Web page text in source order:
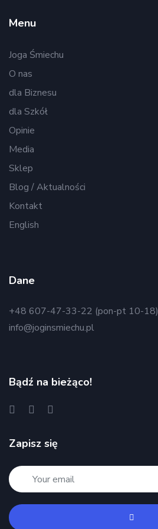
Menu
Joga Śmiechu
O nas
dla Biznesu
dla Szkół
Opinie
Media
Sklep
Blog / Aktualności
Kontakt
English
Dane
+48 607-47-33-22 (pon-pt 10-18)
info@joginsmiechu.pl
Bądź na bieżąco!
Zapisz się